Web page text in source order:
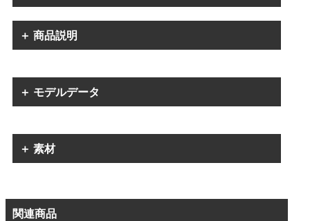
＋ 商品説明
＋ モデルデータ
＋ 素材
関連商品